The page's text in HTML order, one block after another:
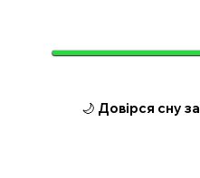
🌙 Довірся сну